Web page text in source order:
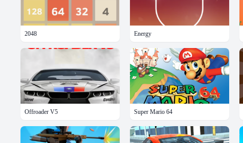
2048 Energy
Offroader V5 Super Mario 64